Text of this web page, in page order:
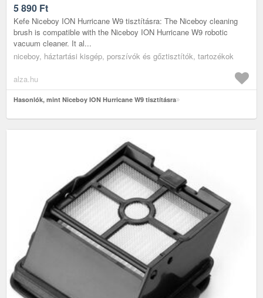
5 890 Ft
Kefe Niceboy ION Hurricane W9 tisztításra: The Niceboy cleaning
brush is compatible with the Niceboy ION Hurricane W9 robotic
vacuum cleaner. It al...
niceboy, háztartási kisgép, porszívók és gőztisztítók, tartozékok
alza.hu
Hasonlók, mint Niceboy ION Hurricane W9 tisztításra